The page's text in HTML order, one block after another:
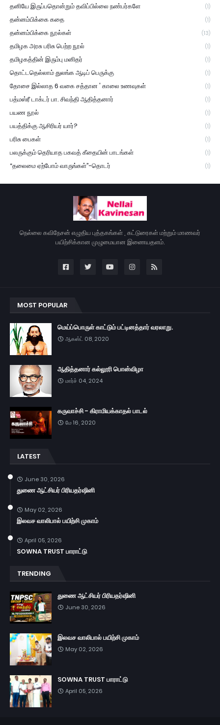
தனியே இருப்பதொன்றும் தவிப்பில்லை நண்பர்களே (1)
தன்னம்பிக்கை கதை (1)
தன்னம்பிக்கை நூல்கள் (13)
தமிழக அரசு பரிசு பெற்ற நூல் (1)
தமிழகத்தின் இரும்பு மனிதர் (1)
தொட்டதெல்லாம் துலங்க ஆடிப் பெருக்கு (1)
தோசை இல்லாத 6 வகை சத்தான ' காலை உணவுகள் (1)
பத்மஸ்ரீ டாக்டர் பா. சிவந்தி ஆதித்தனார் (1)
பயண நூல் (1)
பயத்திக்கு ஆசிரியர் யார்? (1)
பரிசு பைகள் (1)
பலருக்கும் தெரியாத பகவத் கீதையின் பாடங்கள் (1)
“தலைமை ஏற்போம் வாருங்கள்”-தொடர் (1)
நெல்லை கவிநேசன் எழுதிய புத்தகங்கள் , கட்டுரைகள் மற்றும் மாணவர்
பயிற்சிக்கான முழுமையான இணையதளம்.
MOST POPULAR
மெய்ப்பொருள் காட்டும் பட்டினத்தார் வரலாறு.
ஆகஸ்ட் 08, 2020
ஆதித்தனார் கல்லூரி பொன்விழா
மார்ச் 04, 2024
கருவாச்சி - கிராமியக்காதல் பாடல்
மே 16, 2020
LATEST
June 30, 2026
துணை ஆட்சியர் பிரியதர்ஷினி
May 02, 2026
இலவச வாலிபால் பயிற்சி முகாம்
April 05, 2026
SOWNA TRUST பாராட்டு
TRENDING
துணை ஆட்சியர் பிரியதர்ஷினி
June 30, 2026
இலவச வாலிபால் பயிற்சி முகாம்
May 02, 2026
SOWNA TRUST பாராட்டு
April 05, 2026